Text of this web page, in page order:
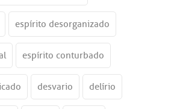
espírito desorganizado
espírito conturbado
desvario delírio